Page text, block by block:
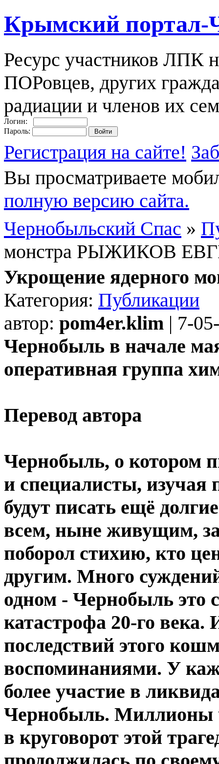
Крымский портал-
Ресурс участников ЛПК
ПОРовцев, других
радиации и членов их
Логин:
Пароль:
Регистрация на сайте!
Вы просматриваете
полную версию сайта.
Чернобыльский Спас »
монстра РЫЖИКОВ
Укрощение
Категория: Публикации
автор: pom4er.klim | 7-
Чернобыль в начале
оперативная группа
Перевод автора
Чернобыль, о котором
и специалисты,
будут писать ещё
всем, ныне живущим,
поборол стихию, кто
другим. Много
одном - Чернобыль это
катастрофа 20-го
последствий этого
воспоминаниями. У
более участие в
Чернобыль. Миллионы
в круговорот этой